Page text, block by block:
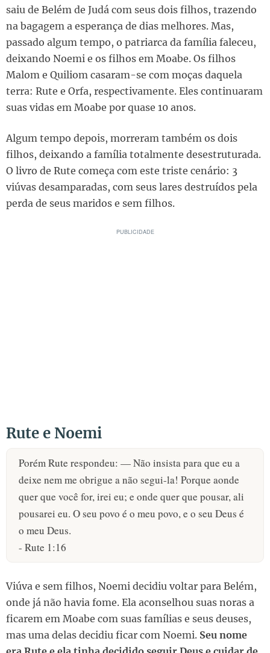
saiu de Belém de Judá com seus dois filhos, trazendo
na bagagem a esperança de dias melhores. Mas,
passado algum tempo, o patriarca da família faleceu,
deixando Noemi e os filhos em Moabe. Os filhos
Malom e Quiliom casaram-se com moças daquela
terra: Rute e Orfa, respectivamente. Eles continuaram
suas vidas em Moabe por quase 10 anos.
Algum tempo depois, morreram também os dois
filhos, deixando a família totalmente desestruturada.
O livro de Rute começa com este triste cenário: 3
viúvas desamparadas, com seus lares destruídos pela
perda de seus maridos e sem filhos.
Rute e Noemi
Porém Rute respondeu: — Não insista para que eu a
deixe nem me obrigue a não segui-la! Porque aonde
quer que você for, irei eu; e onde quer que pousar, ali
pousarei eu. O seu povo é o meu povo, e o seu Deus é
o meu Deus.
- Rute 1:16
Viúva e sem filhos, Noemi decidiu voltar para Belém,
onde já não havia fome. Ela aconselhou suas noras a
ficarem em Moabe com suas famílias e seus deuses,
mas uma delas decidiu ficar com Noemi. Seu nome